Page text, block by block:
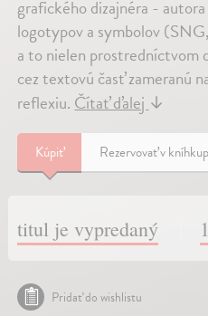
grafického dizajnéra -
logotypov a symbolov
a to nielen prostredníctvom
cez textovú časť zameranú
reflexiu.Čítať ďalej↓
Kúpiť Rezervovať v
titul je vypredaný
Pridať do wishlistu